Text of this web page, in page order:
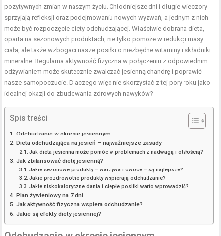
pozytywnych zmian w naszym życiu. Chłodniejsze dni i długie wieczory
sprzyjają refleksji oraz podejmowaniu nowych wyzwań, a jednym z nich
może być rozpoczęcie diety odchudzającej . Właściwie dobrana dieta,
oparta na sezonowych produktach, nie tylko pomoże w redukcji masy
ciała, ale także wzbogaci nasze posiłki o niezbędne witaminy i składniki
mineralne. Regularna aktywność fizyczna w połączeniu z odpowiednim
odżywianiem może skutecznie zwalczać jesienną chandrę i poprawić
nasze samopoczucie. Dlaczego więc nie skorzystać z tej pory roku jako
idealnej okazji do zbudowania zdrowych nawyków?
Spis treści
Odchudzanie w okresie jesiennym
Dieta odchudzająca na jesień – najważniejsze zasady
Jak dieta jesienna może pomóc w problemach z nadwagą i otyłością?
Jak zbilansować dietę jesienną?
Jakie sezonowe produkty – warzywa i owoce – są najlepsze?
Jakie prozdrowotne produkty wspierają odchudzanie?
Jakie niskokaloryczne dania i ciepłe posiłki warto wprowadzić?
Plan żywieniowy na 7 dni
Jak aktywność fizyczna wspiera odchudzanie?
Jakie są efekty diety jesiennej?